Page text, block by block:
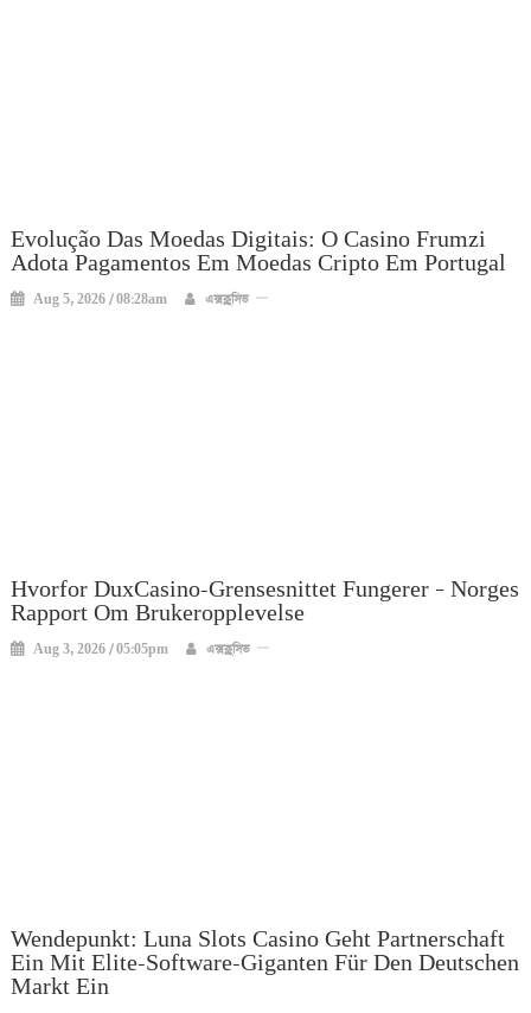
Evolução Das Moedas Digitais: O Casino Frumzi
Adota Pagamentos Em Moedas Cripto Em Portugal
Aug 5, 2026 / 08:28am এক্সক্লুসিভ
Hvorfor DuxCasino-Grensesnittet Fungerer – Norges
Rapport Om Brukeropplevelse
Aug 3, 2026 / 05:05pm এক্সক্লুসিভ
Wendepunkt: Luna Slots Casino Geht Partnerschaft
Ein Mit Elite-Software-Giganten Für Den Deutschen
Markt Ein